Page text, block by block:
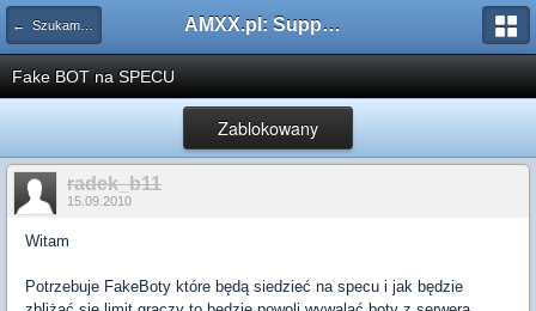
← Szukam pluginu AMXX.pl: Support AMX Mod X i SourceMod
Fake BOT na SPECU
Zablokowany
radek_b11
15.09.2010
Witam
Potrzebuje FakeBoty które będą siedzieć na specu i jak będzie